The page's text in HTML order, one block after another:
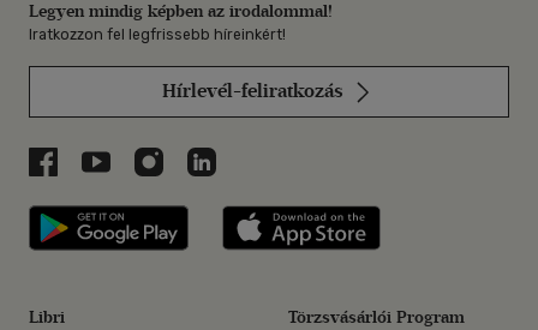
Legyen mindig képben az irodalommal!
Iratkozzon fel legfrissebb híreinkért!
Hírlevél-feliratkozás
Libri a Facebookon
Libri a Youtube-on
Libri az Instagramon
Libri a LinkedInen
Libri applikáció Szerezd meg: Google
Libri Törzsvásárlói Program